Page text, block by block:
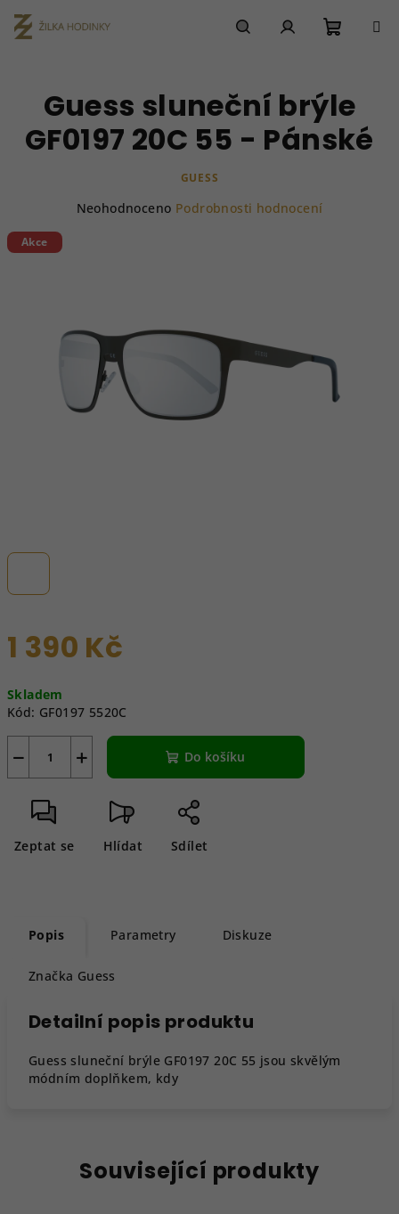
na
obsah
košík
1 390 Kč
cena:
Skladem
Kód: GF0197 5520C
+
− Do košíku
Zeptat se Hlídat Sdílet
Guess sluneční brýle
GF0197 20C 55 - Pánské
GUESS
produktu
hvězdiček.
Neohodnoceno Podrobnosti hodnocení
Akce
Popis Parametry Diskuze
Značka Guess
Detailní popis produktu
Guess sluneční brýle GF0197 20C 55 jsou skvělým
módním doplňkem, kdy
Související produkty